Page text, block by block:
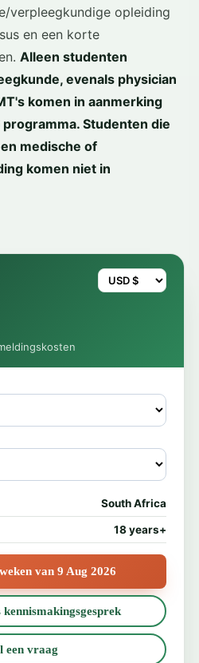
verpleegkundige opleiding
en een korte
Alleen studenten
evenals physician
komen in aanmerking
Studenten die
medische of
komen niet in
South Africa
18 years+
van 9 Aug 2026
een vraag